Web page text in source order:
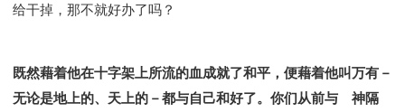
给干掉，那不就好办了吗？
既然藉着他在十字架上所流的血成就了和平，便藉着他叫万有－
无论是地上的、天上的－都与自己和好了。你们从前与 神隔